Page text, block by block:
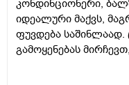
ტუჩიდან ისე რომ
მოსაცილებელი.
აქვთ ზუსტად ვიცი
დამსკდარი,ზოგჯერ
კონდინციონერი,
იდეალური მაქვს,
ფუვდება საშინლაად.
გამოყენებას